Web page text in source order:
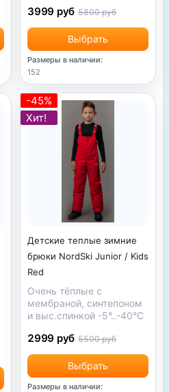
Выбрать
3999 руб 5800 руб
Размеры в наличии:
152
-45%
Хит!
Детские теплые зимние
брюки NordSki Junior / Kids
Red
Очень тёплые с
мембраной, синтепоном
и выс.спинкой -5°..-40°С
Выбрать
2999 руб 5500 руб
Размеры в наличии: